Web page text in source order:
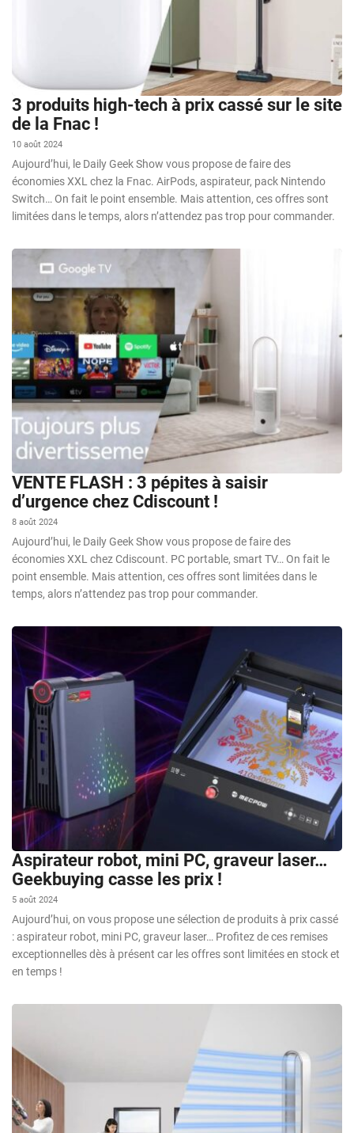
3 produits high-tech à prix cassé sur le site
de la Fnac !
10 août 2024
Aujourd’hui, le Daily Geek Show vous propose de faire des
économies XXL chez la Fnac. AirPods, aspirateur, pack Nintendo
Switch… On fait le point ensemble. Mais attention, ces offres sont
limitées dans le temps, alors n’attendez pas trop pour commander.
VENTE FLASH : 3 pépites à saisir
d’urgence chez Cdiscount !
8 août 2024
Aujourd’hui, le Daily Geek Show vous propose de faire des
économies XXL chez Cdiscount. PC portable, smart TV… On fait le
point ensemble. Mais attention, ces offres sont limitées dans le
temps, alors n’attendez pas trop pour commander.
Aspirateur robot, mini PC, graveur laser…
Geekbuying casse les prix !
5 août 2024
Aujourd’hui, on vous propose une sélection de produits à prix cassé
: aspirateur robot, mini PC, graveur laser… Profitez de ces remises
exceptionnelles dès à présent car les offres sont limitées en stock et
en temps !